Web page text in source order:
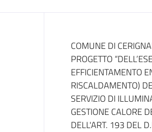
Dati del
COMUNE DI
PROGETTO
EFFICIENTAMENTO
RISCALDAMENTO)
SERVIZIO DI
GESTIONE CALORE
DELL'ART. 193 DEL